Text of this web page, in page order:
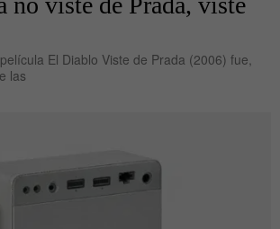
El Diablo Viste de Prada (2006) fue,
las